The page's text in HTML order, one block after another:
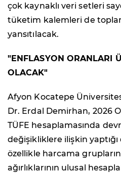
çok kaynaklı veri setleri
tüketim kalemleri de
yansıtılacak.
"ENFLASYON ORANLARI
OLACAK"
Afyon Kocatepe
Dr. Erdal Demirhan, 2026
TÜFE hesaplamasında
değişikliklere ilişkin
özellikle harcama
ağırlıklarının ulusal